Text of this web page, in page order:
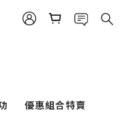
優惠組合特賣